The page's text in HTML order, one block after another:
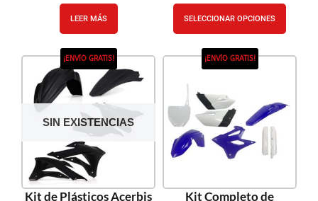
LEER MÁS SELECCIONAR OPCIONES
SIN EXISTENCIAS
¡ENVÍO GRATIS!
Kit de Plásticos Acerbis
¡ENVÍO GRATIS!
Kit Completo de